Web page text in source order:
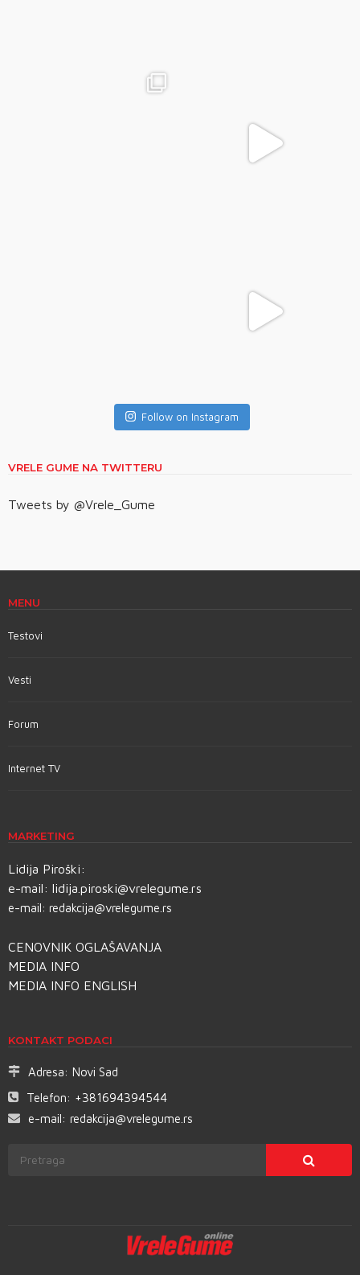
Follow on Instagram
VRELE GUME NA TWITTERU
Tweets by @Vrele_Gume
MENU
Testovi
Vesti
Forum
Internet TV
MARKETING
Lidija Piroški:
e-mail: lidija.piroski@vrelegume.rs
e-mail: redakcija@vrelegume.rs
CENOVNIK OGLAŠAVANJA
MEDIA INFO
MEDIA INFO ENGLISH
KONTAKT PODACI
Adresa: Novi Sad
Telefon: +381694394544
e-mail: redakcija@vrelegume.rs